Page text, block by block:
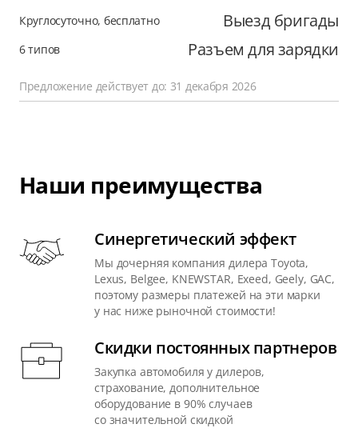
Круглосуточно, бесплатно Выезд бригады
6 типов Разъем для зарядки
Предложение действует до: 31 декабря 2026
Наши преимущества
Синергетический эффект
Мы дочерняя компания дилера Toyota,
Lexus, Belgee, KNEWSTAR, Exeed, Geely, GAC,
поэтому размеры платежей на эти марки
у нас ниже рыночной стоимости!
Скидки постоянных партнеров
Закупка автомобиля у дилеров,
страхование, дополнительное
оборудование в 90% случаев
со значительной скидкой